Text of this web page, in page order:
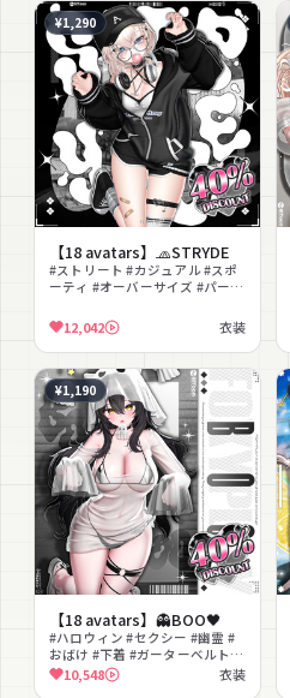
¥1,290
【18 avatars】🧢STRYDE
#ストリート #カジュアル #スポ
ーティ #オーバーサイズ #パーカ
ヘッドホン #メガネ #ユニセック
ス
12,042 衣装
¥1,190
【18 avatars】👻BOO🖤
#ハロウィン #セクシー #幽霊 #
おばけ #下着 #ガーターベルト #
ミニドレス #キュート #ランジェ
リー #セットアップ
10,548 衣装